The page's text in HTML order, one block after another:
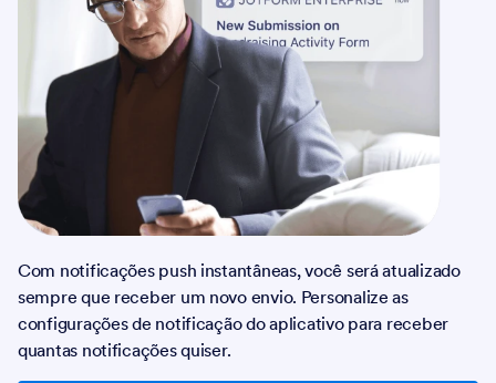
Com notificações push instantâneas, você será atualizado
sempre que receber um novo envio. Personalize as
configurações de notificação do aplicativo para receber
quantas notificações quiser.